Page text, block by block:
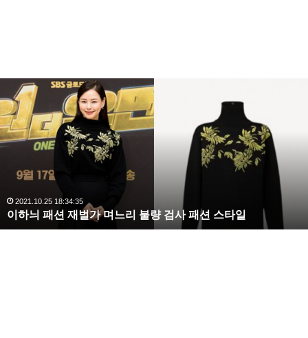
일
복
수
해
김
완
벽
한
복수해라 김사랑, 완벽한 S라인 몸매 시선 압